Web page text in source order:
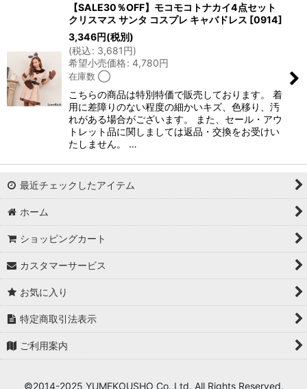
【SALE30％OFF】モコモコトナカイ4点セット
クリスマス サンタ コスプレ キャバドレス [0914]
3,346円(税別)
(税込: 3,681円)
希望小売価格: 4,780円
在庫数 ◯
こちらの商品は特別特価で販売しております。 着
用に差障りのない程度の細かいキズ、色移り、汚
れがある場合がございます。 また、セール・アウ
トレット品に関しましては返品・交換をお受けい
たしません。 …
最近チェックしたアイテム
ホーム
ショッピングカート
カスタマーサービス
お気に入り
特定商取引法表示
ご利用案内
©2014-2025 YUMEKOUSHO Co.,Ltd. All Rights Reserved.